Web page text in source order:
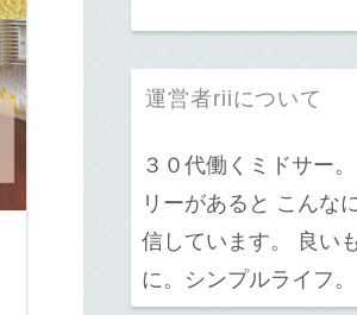
運営者riiについて
３０代働くミドサー
リーがあると こんな
信しています。 良い
に。シンプルライフ。